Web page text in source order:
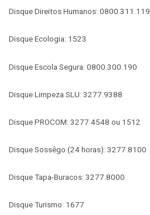
Disque Direitos Humanos: 0800.311.119
Disque Ecologia: 1523
Disque Escola Segura: 0800.300.190
Disque Limpeza SLU: 3277.9388
Disque PROCOM: 3277.4548 ou 1512
Disque Sossêgo (24 horas): 3277.8100
Disque Tapa-Buracos: 3277.8000
Disque Turismo: 1677